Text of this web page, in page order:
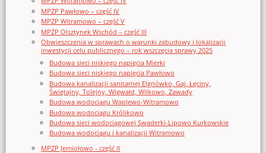
MPZP Pawłowo – część IV
MPZP Witramowo – część V
MPZP Olsztynek Wschód – część III
Obwieszczenia w sprawach o warunki zabudowy i lokalizacji
inwestycji celu publicznego – rok wszczęcia sprawy 2025
Budowa sieci niskiego napięcia Mierki
Budowa sieci niskiego napięcia Pawłowo
Budowa kanalizacji sanitarnej Elgnówko, Gaj, Łęciny,
Świętajny, Tolejny, Wigwałd, Wilkowo, Zawady
Budowa wodociągu Waplewo-Witramowo
Budowa wodociągu Królikowo
Budowa sieci wodociągowej Swaderki-Lipowo Kurkowskie
Budowa wodociągu i kanalizacji Witramowo
MPZP Jemiołowo - część II